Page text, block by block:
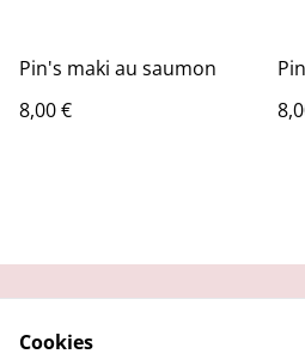
Pin's maki au saumon
8,00 €
Cookies